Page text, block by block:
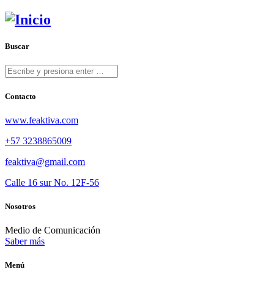
Buscar
Contacto
www.feaktiva.com
+57 3238865009
feaktiva@gmail.com
Calle 16 sur No. 12F-56
Nosotros
Medio de Comunicación
Saber más
Menú